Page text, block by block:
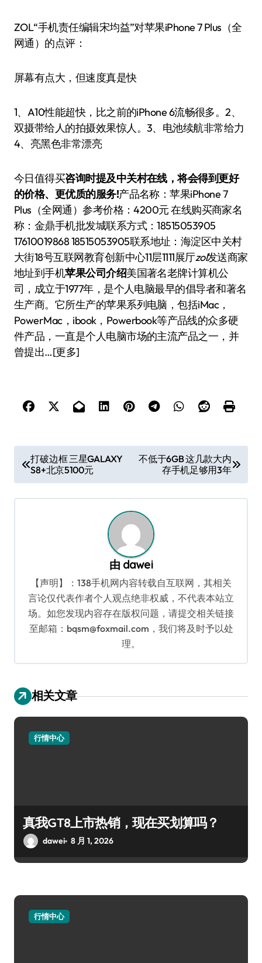
ZOL“手机责任编辑宋均益”对苹果iPhone 7 Plus（全
网通）的点评：
屏幕有点大，但速度真是快
1、A10性能超快，比之前的iPhone 6流畅很多。2、
双摄带给人的拍摄效果惊人。3、电池续航非常给力
4、亮黑色非常漂亮
今日值得买咨询时提及中关村在线，将会得到更好
的价格、更优质的服务!产品名称：苹果iPhone 7
Plus（全网通）参考价格：4200元 在线购买商家名
称：金鼎手机批发城联系方式：18515053905
17610019868 18515053905联系地址：海淀区中关村
大街18号互联网教育创新中心11层1111展厅zol发送商家
地址到手机苹果公司介绍美国著名老牌计算机公
司，成立于1977年，是个人电脑最早的倡导者和著名
生产商。它所生产的苹果系列电脑，包括iMac，
PowerMac，ibook，Powerbook等产品线的众多硬
件产品，一直是个人电脑市场的主流产品之一，并
曾提出…[更多]
章
导
打破边框 三星GALAXY
S8+北京5100元
不低于6GB 这几款大内
存手机足够用3年
由 dawei
【声明】：138手机网内容转载自互联网，其相关
言论仅代表作者个人观点绝非权威，不代表本站立
场。如您发现内容存在版权问题，请提交相关链接
至邮箱：bqsm@foxmail.com，我们将及时予以处
理。
相关文章
行情中心
真我GT8上市热销，现在买划算吗？
dawei 8 月 1, 2026
行情中心